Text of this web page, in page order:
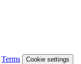
Terms Cookie settings